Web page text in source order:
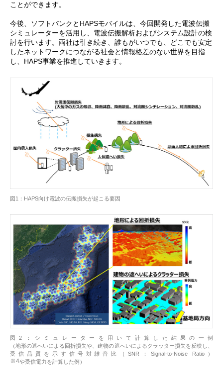
ことができます。
今後、ソフトバンクとHAPSモバイルは、今回開発した電波伝搬
シミュレーターを活用し、電波伝搬解析およびシステム設計の検
討を行います。両社は引き続き、誰もがいつでも、どこでも安定
したネットワークにつながる社会と情報格差のない世界を目指
し、HAPS事業を推進していきます。
図1：HAPS向け電波の伝搬損失が起こる要因
図2：シミュレーターを用いて計算した結果の一例
（地形の遮へいによる回折損失や、建物の遮へいによるクラッター損失を反映し、
受信品質を示す信号対雑音比（SNR：Signal-to-Noise Ratio）
※4や受信電力を計算した例）